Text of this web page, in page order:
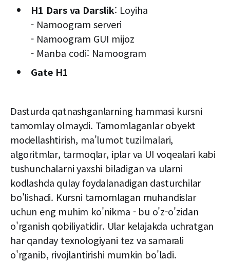
H1 Dars va Darslik: Loyiha
- Namoogram serveri
- Namoogram GUI mijoz
- Manba codi: Namoogram
Gate H1
Dasturda qatnashganlarning hammasi kursni
tamomlay olmaydi. Tamomlaganlar obyekt
modellashtirish, ma'lumot tuzilmalari,
algoritmlar, tarmoqlar, iplar va UI voqealari kabi
tushunchalarni yaxshi biladigan va ularni
kodlashda qulay foydalanadigan dasturchilar
bo'lishadi. Kursni tamomlagan muhandislar
uchun eng muhim ko'nikma - bu o'z-o'zidan
o'rganish qobiliyatidir. Ular kelajakda uchratgan
har qanday texnologiyani tez va samarali
o'rganib, rivojlantirishi mumkin bo'ladi.